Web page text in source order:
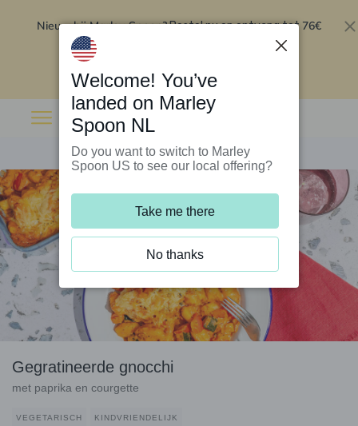
Nieuw bij Marley Spoon?Bestel nu en ontvang tot 76€
Gegratineerde gnocchi
met paprika en courgette
VEGETARISCH KINDVRIENDELIJK
Welcome! You’ve
landed on Marley
Spoon NL
Do you want to switch to Marley
Spoon US to see our local offering?
Take me there
No thanks